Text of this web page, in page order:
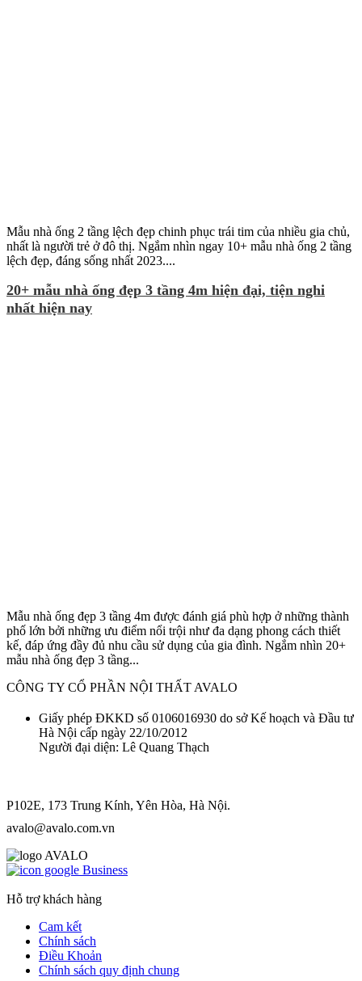
Mẫu nhà ống 2 tầng lệch đẹp chinh phục trái tim của nhiều gia chủ,
nhất là người trẻ ở đô thị. Ngắm nhìn ngay 10+ mẫu nhà ống 2 tầng
lệch đẹp, đáng sống nhất 2023....
20+ mẫu nhà ống đẹp 3 tầng 4m hiện đại, tiện nghi
nhất hiện nay
Mẫu nhà ống đẹp 3 tầng 4m được đánh giá phù hợp ở những thành
phố lớn bởi những ưu điểm nổi trội như đa dạng phong cách thiết
kế, đáp ứng đầy đủ nhu cầu sử dụng của gia đình. Ngắm nhìn 20+
mẫu nhà ống đẹp 3 tầng...
CÔNG TY CỔ PHẦN NỘI THẤT AVALO
Giấy phép ĐKKD số 0106016930 do sở Kế hoạch và Đầu tư
Hà Nội cấp ngày 22/10/2012
Người đại diện: Lê Quang Thạch
P102E, 173 Trung Kính, Yên Hòa, Hà Nội.
avalo@avalo.com.vn
Hỗ trợ khách hàng
Cam kết
Chính sách
Điều Khoản
Chính sách quy định chung